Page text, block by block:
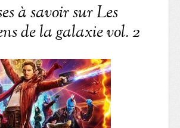
à savoir sur Les
de la galaxie vol. 2